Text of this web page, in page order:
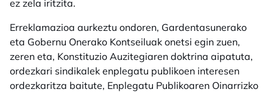
ez zela iritzita.
Erreklamazioa aurkeztu ondoren, Gardentasunerako
eta Gobernu Onerako Kontseiluak onetsi egin zuen,
zeren eta, Konstituzio Auzitegiaren doktrina aipatuta,
ordezkari sindikalek enplegatu publikoen interesen
ordezkaritza baitute, Enplegatu Publikoaren Oinarrizko